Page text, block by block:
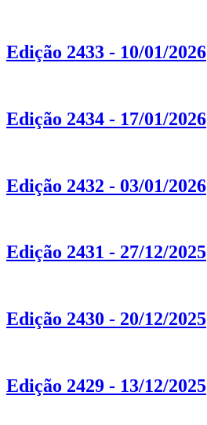
Edição 2433 - 10/01/2026
Edição 2434 - 17/01/2026
Edição 2432 - 03/01/2026
Edição 2431 - 27/12/2025
Edição 2430 - 20/12/2025
Edição 2429 - 13/12/2025